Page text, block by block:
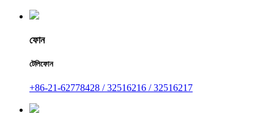
ফোন
টেলিফোন
+86-21-62778428 / 32516216 / 32516217